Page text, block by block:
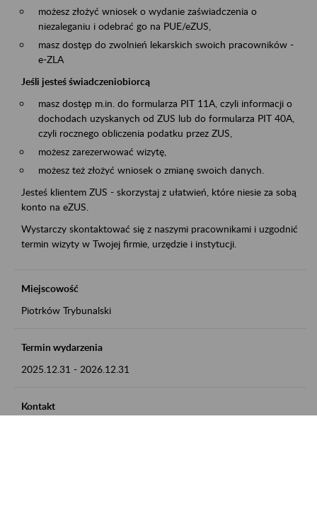
możesz złożyć wniosek o wydanie zaświadczenia o
niezaleganiu i odebrać go na PUE/eZUS,
masz dostęp do zwolnień lekarskich swoich pracowników -
e-ZLA
Jeśli jesteś świadczeniobiorcą
masz dostęp m.in. do formularza PIT 11A, czyli informacji o
dochodach uzyskanych od ZUS lub do formularza PIT 40A,
czyli rocznego obliczenia podatku przez ZUS,
możesz zarezerwować wizytę,
możesz też złożyć wniosek o zmianę swoich danych.
Jesteś klientem ZUS - skorzystaj z ułatwień, które niesie za sobą
konto na eZUS.
Wystarczy skontaktować się z naszymi pracownikami i uzgodnić
termin wizyty w Twojej firmie, urzędzie i instytucji.
Miejscowość
Piotrków Trybunalski
Termin wydarzenia
2025.12.31 - 2026.12.31
Kontakt